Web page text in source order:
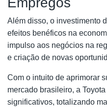
Além disso, o investimento
efeitos benéficos na
impulso aos negócios na
e criação de novas
Com o intuito de aprimorar
mercado brasileiro, a
significativos, totalizando